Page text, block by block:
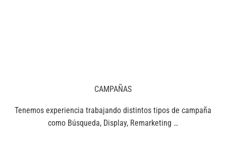
CAMPAÑAS
Tenemos experiencia trabajando distintos tipos de campaña
como Búsqueda, Display, Remarketing …